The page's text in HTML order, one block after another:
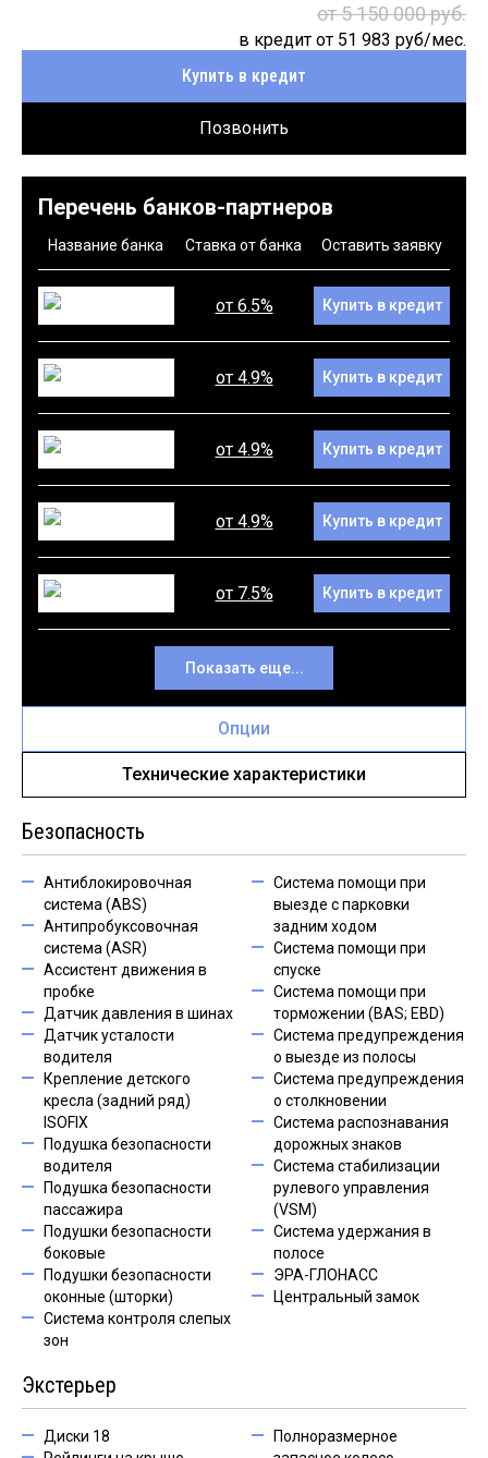
от 5 150 000 руб.
в кредит от 51 983 руб/мес.
Купить в кредит
Позвонить
Перечень банков-партнеров
Название банка Ставка от банка Оставить заявку
от 6.5% Купить в кредит
от 4.9% Купить в кредит
от 4.9% Купить в кредит
от 4.9% Купить в кредит
от 7.5% Купить в кредит
Показать еще...
Опции
Технические характеристики
Безопасность
Антиблокировочная
система (ABS)
Антипробуксовочная
система (ASR)
Ассистент движения в
пробке
Датчик давления в шинах
Датчик усталости
водителя
Крепление детского
кресла (задний ряд)
ISOFIX
Подушка безопасности
водителя
Подушка безопасности
пассажира
Подушки безопасности
боковые
Подушки безопасности
оконные (шторки)
Система контроля слепых
зон
Система помощи при
выезде с парковки
задним ходом
Система помощи при
спуске
Система помощи при
торможении (BAS; EBD)
Система предупреждения
о выезде из полосы
Система предупреждения
о столкновении
Система распознавания
дорожных знаков
Система стабилизации
рулевого управления
(VSM)
Система удержания в
полосе
ЭРА-ГЛОНАСС
Центральный замок
Экстерьер
Диски 18
Полноразмерное